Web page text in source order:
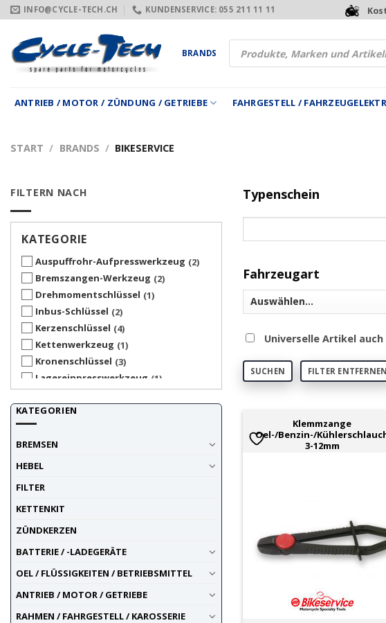
Zum
Inhalt
springen
INFO@CYCLE-TECH.CH KUNDENSERVICE: 055 211 11 11
BRANDS
Products
search
ANTRIEB / MOTOR / ZÜNDUNG / GETRIEBE FAHRGESTELL /
START / BRANDS / BIKESERVICE
FILTERN NACH
KATEGORIE
Auspuffrohr-Aufpresswerkzeug
2
Bremszangen-Werkzeug
2
Drehmomentschlüssel 1
Inbus-Schlüssel
2
Kerzenschlüssel
4
Kettenwerkzeug 1
Kronenschlüssel 3
Lagereinpresswerkzeug 1
Lenkkopflagerwerkzeug
Magnet-Tools
Messwerkzeug / Testgeräte /
Ratschen
Schaber
Schlauchklemmzange
Stossdämpfer-Werkzeug
T-Schlüssel 1
Werkzeuge 1
KATEGORIEN
BREMSEN
HEBEL
FILTER
KETTENKIT
ZÜNDKERZEN
BATTERIE / -LADEGERÄTE
OEL / FLÜSSIGKEITEN / BETRIEBSMITTEL
ANTRIEB / MOTOR / GETRIEBE
RAHMEN / FAHRGESTELL / KAROSSERIE
Typenschein
Fahrzeugart
Universelle Artikel
SUCHEN FILTER ENTFERNEN
Klemmzange
Oel-/Benzin-/
3-12mm